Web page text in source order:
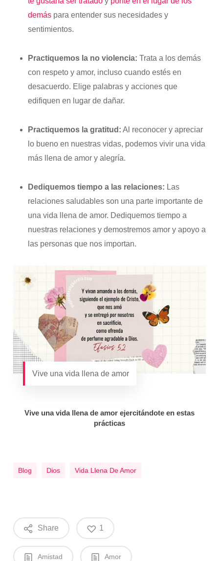
demáspara entender sus necesidades y
sentimientos.
Practiquemos la no violencia: Trata a los demás
con respeto y amor, incluso cuando estés en
desacuerdo. Elige palabras y acciones que
edifiquen en lugar de dañar.
Practiquemos la gratitud: Al reconocer y apreciar
lo bueno en nuestras vidas, podemos vivir una vida
más llena de amor y alegría.
Dediquemos tiempo a las relaciones: Las
relaciones saludables son una parte importante de
una vida llena de amor. Dediquemos tiempo a
nuestras relaciones y demostremos amor y apoyo a
las personas que nos importan.
Vive una vida llena de amor
Vive una vida llena de amor ejercitándote en estas
prácticas
Blog Dios Vida Llena De Amor
Share 1
Amistad Amor